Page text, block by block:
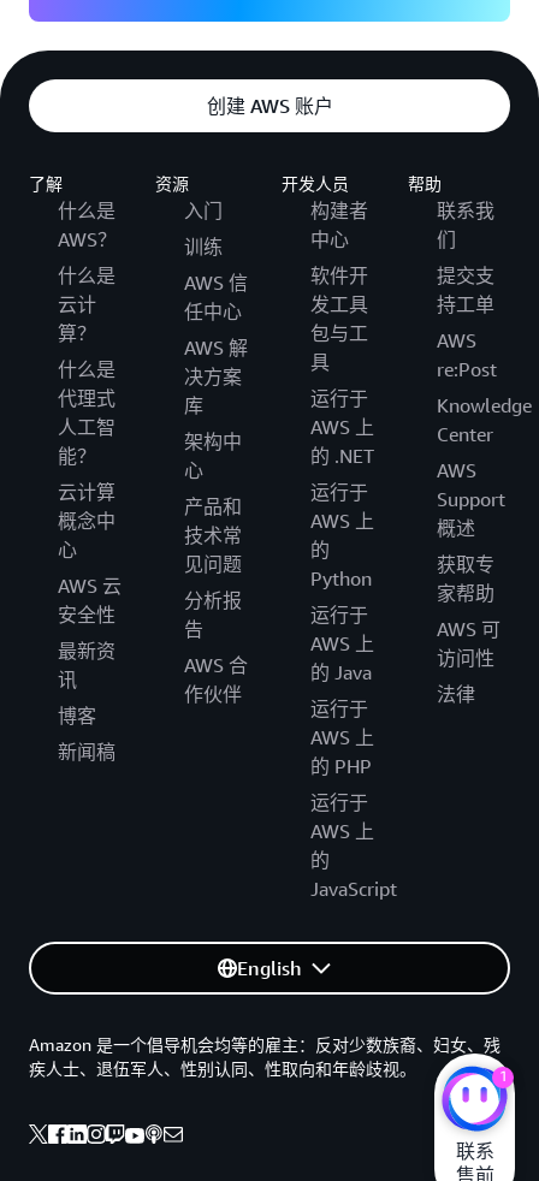
创建 AWS 账户
了解
什么是
AWS？
什么是
云计
算？
什么是
代理式
人工智
能？
云计算
概念中
心
AWS 云
安全性
最新资
讯
博客
新闻稿
资源
入门
训练
AWS 信
任中心
AWS 解
决方案
库
架构中
心
产品和
技术常
见问题
分析报
告
AWS 合
作伙伴
开发人员
构建者
中心
软件开
发工具
包与工
具
运行于
AWS 上
的 .NET
运行于
AWS 上
的
Python
运行于
AWS 上
的 Java
运行于
AWS 上
的 PHP
运行于
AWS 上
的
JavaScript
帮助
联系我
们
提交支
持工单
AWS
re:Post
Knowledge
Center
AWS
Support
概述
获取专
家帮助
AWS 可
访问性
法律
English
Amazon 是一个倡导机会均等的雇主：反对少数族裔、妇女、残
疾人士、退伍军人、性别认同、性取向和年龄歧视。
1
联系
售前